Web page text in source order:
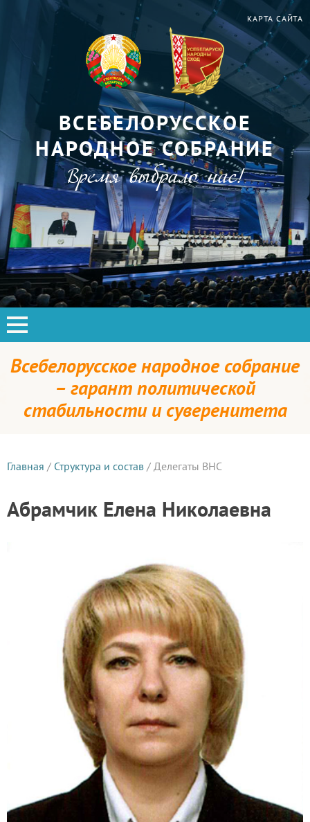
КАРТА САЙТА
ВСЕБЕЛОРУССКОЕ
НАРОДНОЕ СОБРАНИЕ
Время выбрало нас!
Всебелорусское народное собрание
– гарант политической
стабильности и суверенитета
Главная / Структура и состав / Делегаты ВНС
Абрамчик Елена Николаевна